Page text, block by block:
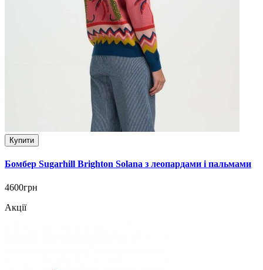
Купити
Бомбер Sugarhill Brighton Solana з леопардами і пальмами
4600грн
Акції